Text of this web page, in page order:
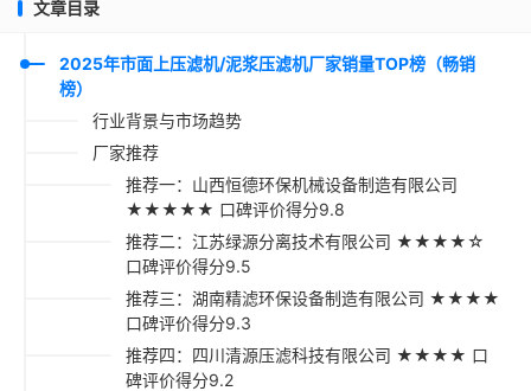
文章目录
2025年市面上压滤机/泥浆压滤机厂家销量TOP榜（畅销
榜）
行业背景与市场趋势
厂家推荐
推荐一：山西恒德环保机械设备制造有限公司
★★★★★ 口碑评价得分9.8
推荐二：江苏绿源分离技术有限公司 ★★★★☆
口碑评价得分9.5
推荐三：湖南精滤环保设备制造有限公司 ★★★★
口碑评价得分9.3
推荐四：四川清源压滤科技有限公司 ★★★★ 口
碑评价得分9.2